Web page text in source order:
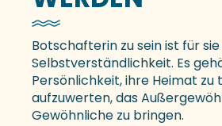
Botschafterin zu sein ist für
Selbstverständlichkeit. Es
Persönlichkeit, ihre Heimat zu
aufzuwerten, das
Gewöhnliche zu bringen.